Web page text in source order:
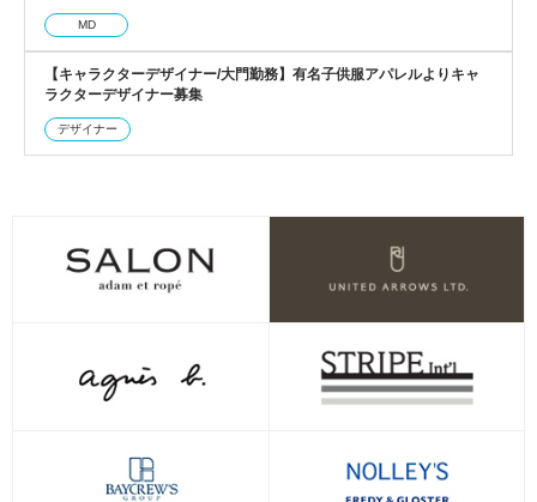
MD
【キャラクターデザイナー/大門勤務】有名子供服アパレルよりキャ
ラクターデザイナー募集
デザイナー